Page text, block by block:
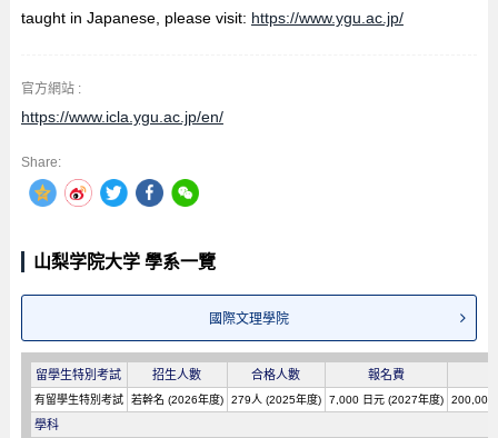
taught in Japanese, please visit: https://www.ygu.ac.jp/
官方網站 :
https://www.icla.ygu.ac.jp/en/
Share:
山梨学院大学 學系一覽
國際文理學院
留學生特別考試 招生人數 合格人數 報名費
有留學生特別考試 若幹名 (2026年度) 279人 (2025年度) 7,000 日元 (2027年度) 200,000
學科